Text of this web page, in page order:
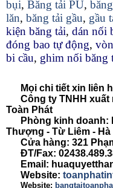
bụi, Băng tải PU,
lăn, băng tải gầu, gầu
kiện băng tải, dán nối
đóng bao tự động,
bi cầu, ghim nối băng
Mọi chi tiết xin liên
Công ty TNHH xuất
Toàn Phát
Phòng kinh doanh:
Thượng - Từ Liêm - Hà
Cửa hàng: 321
ĐT/Fax:
Email:
Website:
Website: